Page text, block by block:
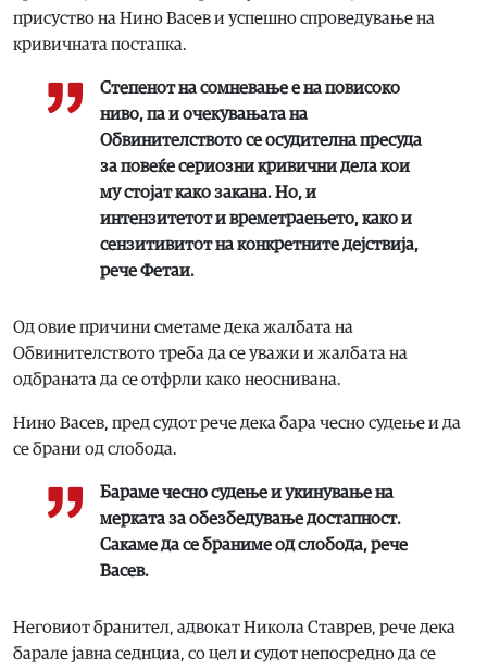
присуство на Нино Васев и успешно спроведување на
кривичната постапка.
Степенот на сомневање е на повисоко
ниво, па и очекувањата на
Обвинителството се осудителна пресуда
за повеќе сериозни кривични дела кои
му стојат како закана. Но, и
интензитетот и времетраењето, како и
сензитивитот на конкретните дејствија,
рече Фетаи.
Од овие причини сметаме дека жалбата на
Обвинителството треба да се уважи и жалбата на
одбраната да се отфрли како неоснивана.
Нино Васев, пред судот рече дека бара чесно судење и да
се брани од слобода.
Бараме чесно судење и укинување на
мерката за обезбедување достапност.
Сакаме да се браниме од слобода, рече
Васев.
Неговиот бранител, адвокат Никола Ставрев, рече дека
барале јавна седнциа, со цел и судот непосредно да се